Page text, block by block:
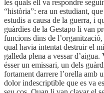
les quals ell va respondre
“història”: era un estudiant,
estudis a causa de la guerra, i
guàrdies de la Gestapo li van
funcions dins de
qual havia intentat destruir el
galleda plena a vessar
ésser un emissari, un dels
fortament darrere l’orella amb
dolor indescriptible que es va